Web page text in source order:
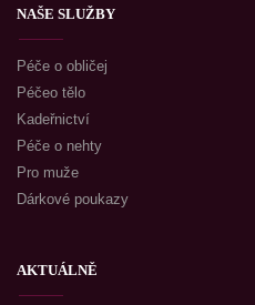
NAŠE SLUŽBY
Péče o obličej
Péčeo tělo
Kadeřnictví
Péče o nehty
Pro muže
Dárkové poukazy
AKTUÁLNĚ